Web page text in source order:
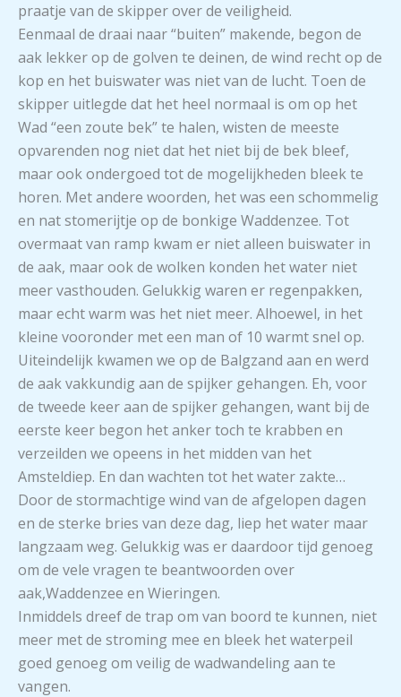
praatje van de skipper over de veiligheid.
Eenmaal de draai naar “buiten” makende, begon de
aak lekker op de golven te deinen, de wind recht op de
kop en het buiswater was niet van de lucht. Toen de
skipper uitlegde dat het heel normaal is om op het
Wad “een zoute bek” te halen, wisten de meeste
opvarenden nog niet dat het niet bij de bek bleef,
maar ook ondergoed tot de mogelijkheden bleek te
horen. Met andere woorden, het was een schommelig
en nat stomerijtje op de bonkige Waddenzee. Tot
overmaat van ramp kwam er niet alleen buiswater in
de aak, maar ook de wolken konden het water niet
meer vasthouden. Gelukkig waren er regenpakken,
maar echt warm was het niet meer. Alhoewel, in het
kleine vooronder met een man of 10 warmt snel op.
Uiteindelijk kwamen we op de Balgzand aan en werd
de aak vakkundig aan de spijker gehangen. Eh, voor
de tweede keer aan de spijker gehangen, want bij de
eerste keer begon het anker toch te krabben en
verzeilden we opeens in het midden van het
Amsteldiep. En dan wachten tot het water zakte…
Door de stormachtige wind van de afgelopen dagen
en de sterke bries van deze dag, liep het water maar
langzaam weg. Gelukkig was er daardoor tijd genoeg
om de vele vragen te beantwoorden over
aak,Waddenzee en Wieringen.
Inmiddels dreef de trap om van boord te kunnen, niet
meer met de stroming mee en bleek het waterpeil
goed genoeg om veilig de wadwandeling aan te
vangen.